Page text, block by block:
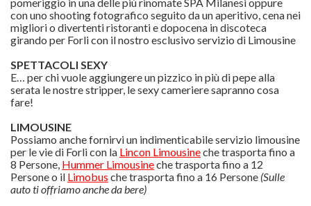
con uno shooting fotografico seguito da un aperitivo, cena nei
migliori o divertenti ristoranti e dopocena in discoteca
girando per Forli con il nostro esclusivo servizio di Limousine
SPETTACOLI SEXY
E… per chi vuole aggiungere un pizzico in più di pepe alla
serata le nostre stripper, le sexy cameriere sapranno cosa
fare!
LIMOUSINE
Possiamo anche fornirvi un indimenticabile servizio limousine
per le vie di Forli con la Lincon Limousineche trasporta fino a
8 Persone, Hummer Limousineche trasporta fino a 12
Persone o il Limobus che trasporta fino a 16 Persone (Sulle
auto ti offriamo anche da bere)